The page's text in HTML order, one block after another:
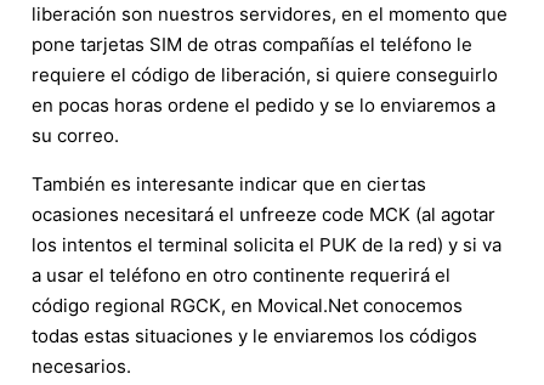
liberación son nuestros servidores, en el momento que
pone tarjetas SIM de otras compañías el teléfono le
requiere el código de liberación, si quiere conseguirlo
en pocas horas ordene el pedido y se lo enviaremos a
su correo.
También es interesante indicar que en ciertas
ocasiones necesitará el unfreeze code MCK (al agotar
los intentos el terminal solicita el PUK de la red) y si va
a usar el teléfono en otro continente requerirá el
código regional RGCK, en Movical.Net conocemos
todas estas situaciones y le enviaremos los códigos
necesarios.